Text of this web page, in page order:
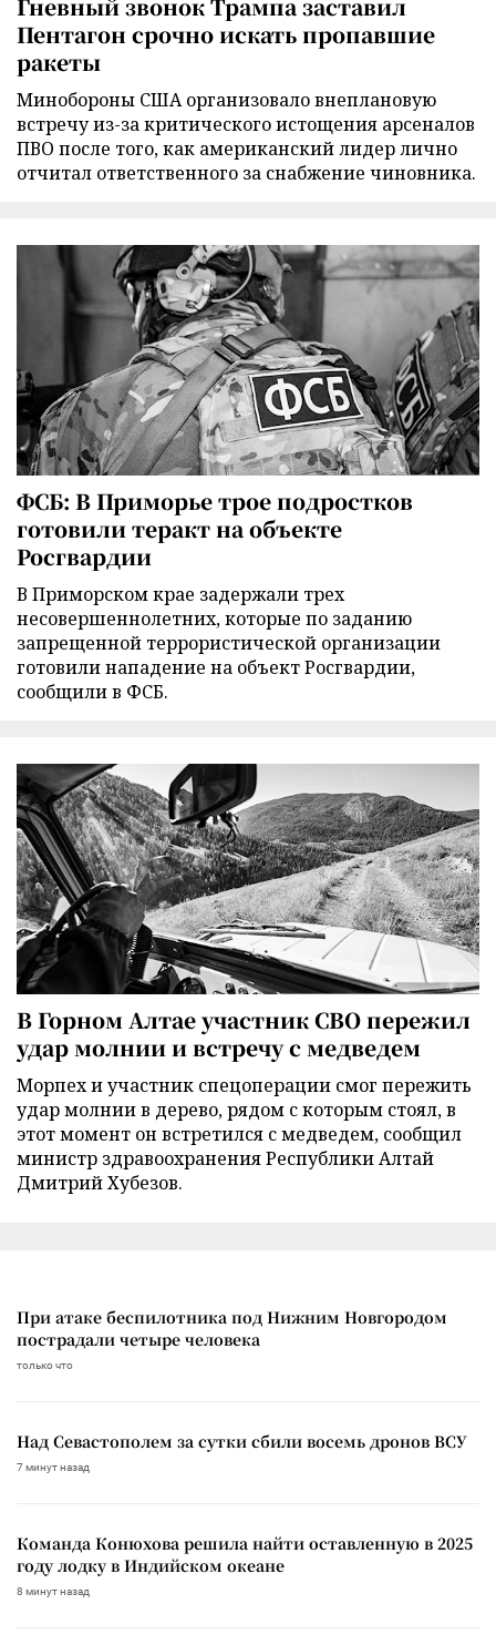
Гневный звонок Трампа заставил
Пентагон срочно искать пропавшие
ракеты
Минобороны США организовало внеплановую
встречу из-за критического истощения арсеналов
ПВО после того, как американский лидер лично
отчитал ответственного за снабжение чиновника.
ФСБ: В Приморье трое подростков
готовили теракт на объекте
Росгвардии
В Приморском крае задержали трех
несовершеннолетних, которые по заданию
запрещенной террористической организации
готовили нападение на объект Росгвардии,
сообщили в ФСБ.
В Горном Алтае участник СВО пережил
удар молнии и встречу с медведем
Морпех и участник спецоперации смог пережить
удар молнии в дерево, рядом с которым стоял, в
этот момент он встретился с медведем, сообщил
министр здравоохранения Республики Алтай
Дмитрий Хубезов.
При атаке беспилотника под Нижним Новгородом
пострадали четыре человека
только что
Над Севастополем за сутки сбили восемь дронов ВСУ
7 минут назад
Команда Конюхова решила найти оставленную в 2025
году лодку в Индийском океане
8 минут назад